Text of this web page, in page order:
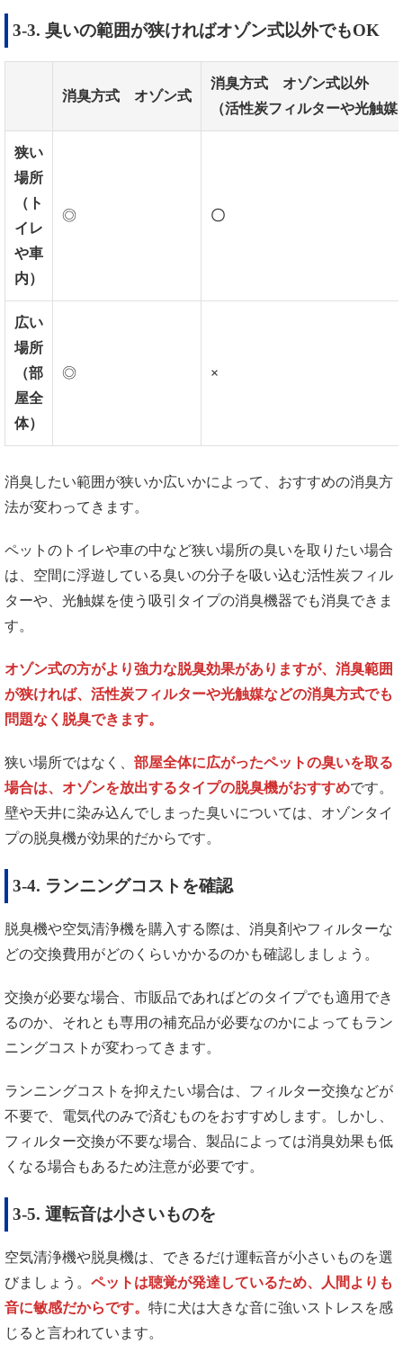
3-3. 臭いの範囲が狭ければオゾン式以外でもOK
消臭方式 オゾン式
消臭方式
オゾン式以外
（活性炭フィルターや光触媒
狭い
場所
（ト
イレ
や車
内）
◎ 〇
広い
場所
（部
屋全
体）
◎ ×
消臭したい範囲が狭いか広いかによって、おすすめの消臭方
法が変わってきます。
ペットのトイレや車の中など狭い場所の臭いを取りたい場合
は、空間に浮遊している臭いの分子を吸い込む活性炭フィル
ターや、光触媒を使う吸引タイプの消臭機器でも消臭できま
す。
オゾン式の方がより強力な脱臭効果がありますが、消臭範囲
が狭ければ、活性炭フィルターや光触媒などの消臭方式でも
問題なく脱臭できます。
狭い場所ではなく、 部屋全体に広がったペットの臭いを取る
場合は、オゾンを放出するタイプの脱臭機がおすすめです。
壁や天井に染み込んでしまった臭いについては、オゾンタイ
プの脱臭機が効果的だからです。
3-4. ランニングコストを確認
脱臭機や空気清浄機を購入する際は、消臭剤やフィルターな
どの交換費用がどのくらいかかるのかも確認しましょう。
交換が必要な場合、市販品であればどのタイプでも適用でき
るのか、それとも専用の補充品が必要なのかによってもラン
ニングコストが変わってきます。
ランニングコストを抑えたい場合は、フィルター交換などが
不要で、電気代のみで済むものをおすすめします。しかし、
フィルター交換が不要な場合、製品によっては消臭効果も低
くなる場合もあるため注意が必要です。
3-5. 運転音は小さいものを
空気清浄機や脱臭機は、できるだけ運転音が小さいものを選
びましょう。 ペットは聴覚が発達しているため、人間よりも
音に敏感だからです。 特に犬は大きな音に強いストレスを感
じると言われています。